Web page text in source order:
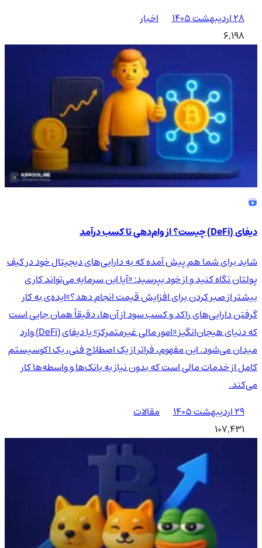
۲۸ اردیبهشت ۱۴۰۵
اخبار
6,198
دیفای (DeFi) چیست؟ از وام‌دهی تا کسب درآمد
شاید برای شما هم پیش آمده که به دارایی‌های دیجیتال خود در کیف
پولتان نگاه کنید و از خود بپرسید: «آیا این سرمایه می‌تواند کاری
بیشتر از صبر کردن برای افزایش قیمت انجام دهد؟»ایده‌ی به کار
گرفتن دارایی‌های راکد و کسب سود از آن‌ها، دقیقاً همان جایی است
که دنیای هیجان‌انگیز «امور مالی غیرمتمرکز» یا دیفای (DeFi) وارد
میدان می‌شود. این مفهوم، فراتر از یک اصطلاح فنی، یک اکوسیستم
کامل از خدمات مالی است که بدون نیاز به بانک‌ها و واسطه‌ها کار
می‌کند.
۲۹ اردیبهشت ۱۴۰۵
مقالات
107,431